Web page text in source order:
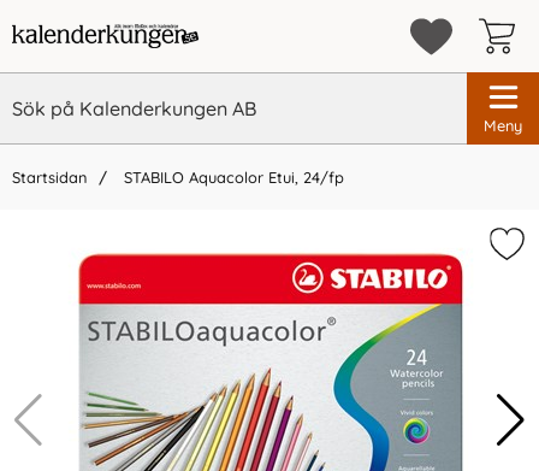
Meny
Startsidan STABILO Aquacolor Etui, 24/fp
Vi rekommenderar